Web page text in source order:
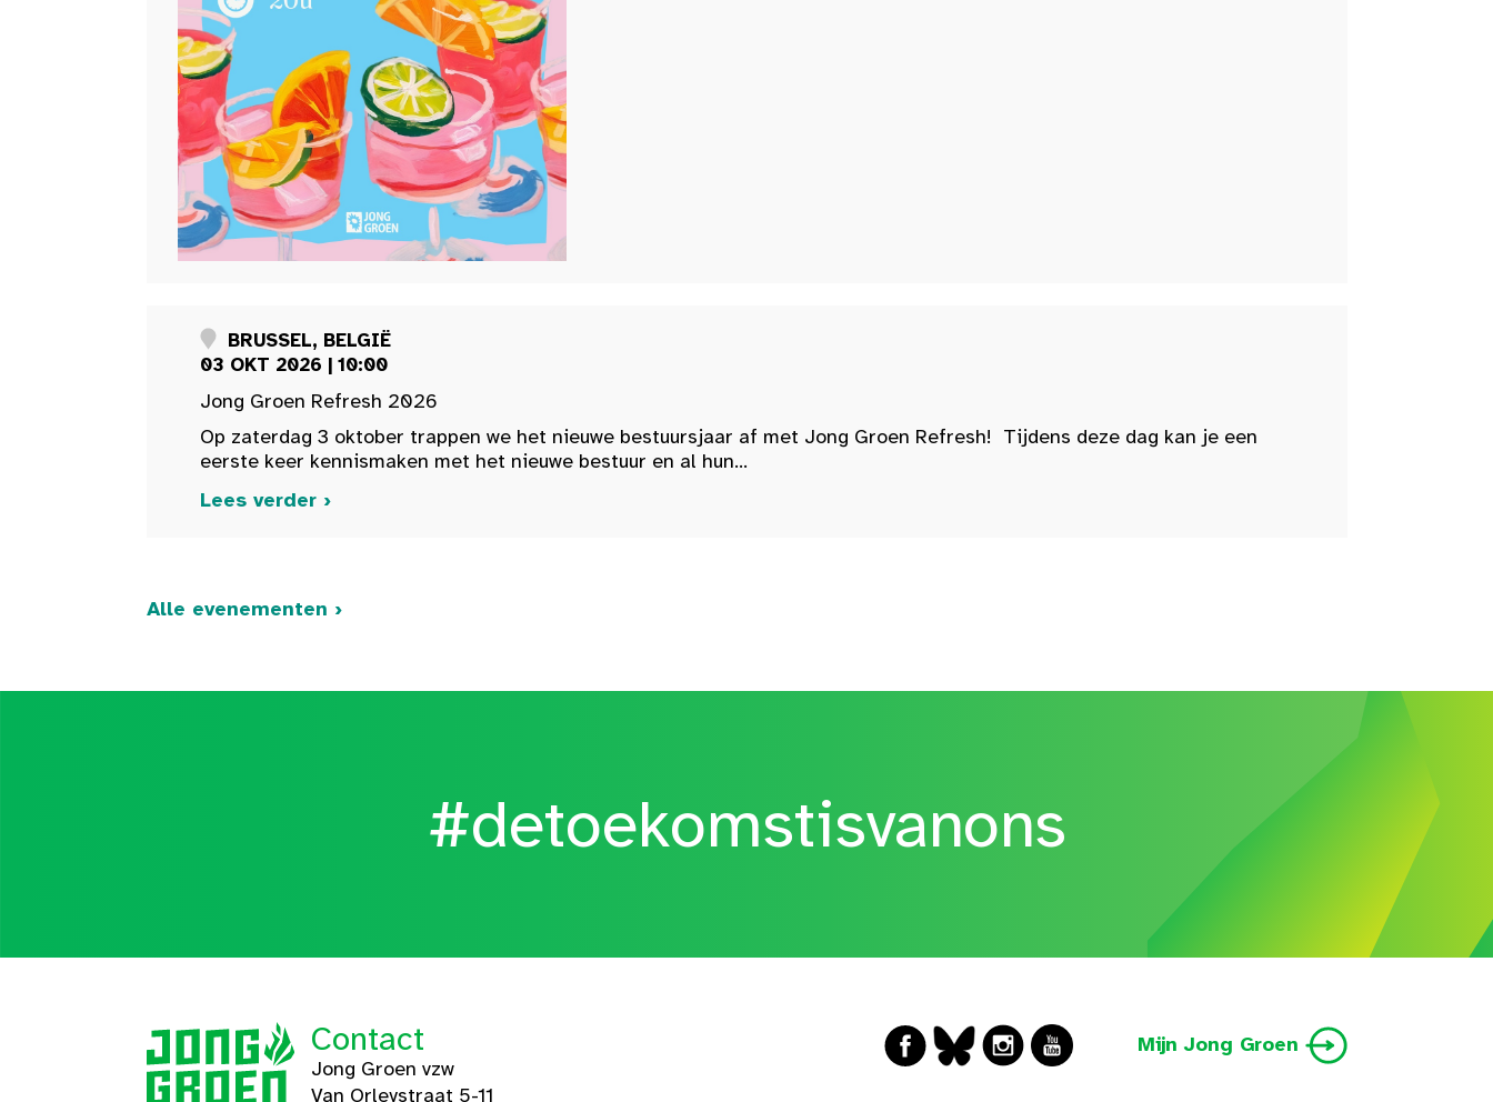
BRUSSEL, BELGIË
03 OKT 2026 | 10:00
Jong Groen Refresh 2026
Op zaterdag 3 oktober trappen we het nieuwe bestuursjaar af met Jong Groen Refresh! Tijdens deze dag kan je een
eerste keer kennismaken met het nieuwe bestuur en al hun...
Lees verder ›
Alle evenementen ›
#detoekomstisvanons
Contact
Jong Groen vzw
Van Orleystraat 5-11
Mijn Jong Groen